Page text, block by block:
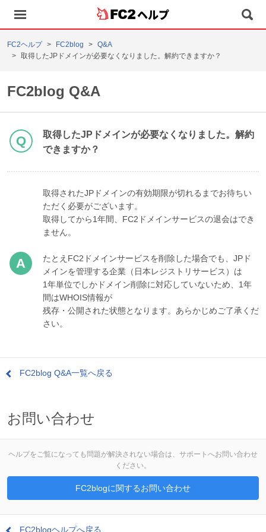
ヘルプ
FC2ヘルプ FC2blog
Q&A
取得したJPドメインが必要なくなりました。解約できますか？
FC2blog Q&A
取得したJPドメインが必要なくなりました。解約
できますか？
取得されたJPドメインの有効期限が切れるまでお待ちい
ただく必要がございます。
取得してから1年間、FC2ドメインサービスの退会はでき
ません。
たとえFC2ドメインサービスを削除した場合でも、JPド
メインを管理する企業（日本レジストリサービス）は
1年単位でしかドメイン削除に対応していないため、1年
間はWHOIS情報が
残存・公開された状態となります。あらかじめご了承くだ
さい。
FC2blog Q&A一覧へ戻る
お問い合わせ
ヘルプをご覧になっても問題が解決されない場合は、サポートへお問い合わせ
ください。
FC2blogに関するお問い合わせ
FC2blogヘルプへ戻る